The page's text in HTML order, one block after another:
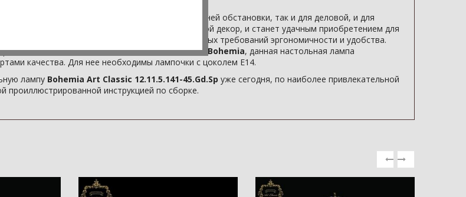
создана как для домашней обстановки, так и для деловой, и для
красотой классики, она преобразит любой декор, и станет удачным приобретением для
Она сконструирована с учетом всех необходимых требований эргономичности и удобства.
Как и всечешские люстры Премиум класса Bohemia, данная настольная лампа
качества. Для нее необходимы лампочки с цоколем E14.
лампу Bohemia Art Classic 12.11.5.141-45.Gd.Sp уже сегодня, по наиболее привлекательной
проиллюстрированной инструкцией по сборке.